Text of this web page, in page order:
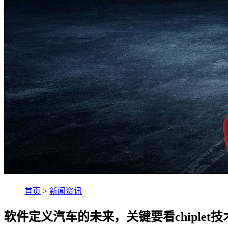
首页 > 新闻资讯
软件定义汽车的未来，关键要看chiplet技